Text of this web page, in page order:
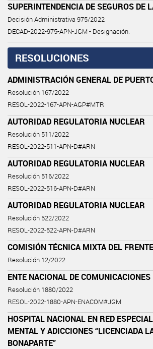
SUPERINTENDENCIA DE SEGUROS DE
Decisión Administrativa 975/2022
DECAD-2022-975-APN-JGM - Designación.
RESOLUCIONES
ADMINISTRACIÓN GENERAL DE
Resolución 167/2022
RESOL-2022-167-APN-AGP#MTR
AUTORIDAD REGULATORIA NUCLEAR
Resolución 511/2022
RESOL-2022-511-APN-D#ARN
AUTORIDAD REGULATORIA NUCLEAR
Resolución 516/2022
RESOL-2022-516-APN-D#ARN
AUTORIDAD REGULATORIA NUCLEAR
Resolución 522/2022
RESOL-2022-522-APN-D#ARN
COMISIÓN TÉCNICA MIXTA DEL
Resolución 12/2022
ENTE NACIONAL DE COMUNICACIONES
Resolución 1880/2022
RESOL-2022-1880-APN-ENACOM#JGM
HOSPITAL NACIONAL EN RED
MENTAL Y ADICCIONES “LICENCIADA
BONAPARTE”